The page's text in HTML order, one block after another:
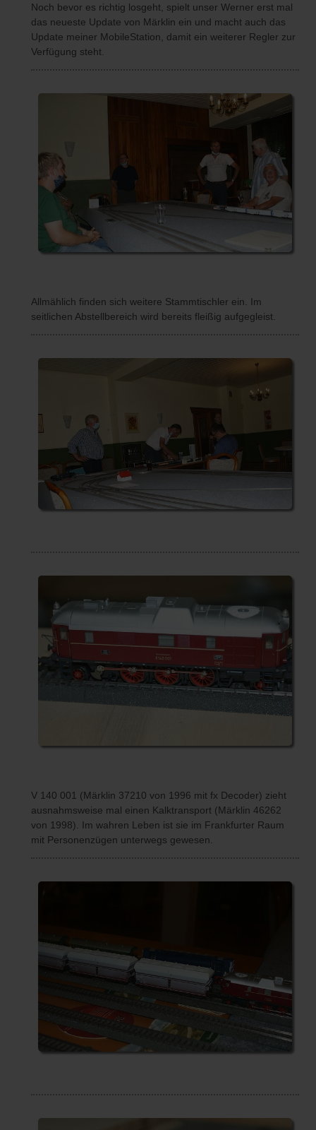
Noch bevor es richtig losgeht, spielt unser Werner erst mal
das neueste Update von Märklin ein und macht auch das
Update meiner MobileStation, damit ein weiterer Regler zur
Verfügung steht.
Allmählich finden sich weitere Stammtischler ein. Im
seitlichen Abstellbereich wird bereits fleißig aufgegleist.
V 140 001 (Märklin 37210 von 1996 mit fx Decoder) zieht
ausnahmsweise mal einen Kalktransport (Märklin 46262
von 1998). Im wahren Leben ist sie im Frankfurter Raum
mit Personenzügen unterwegs gewesen.